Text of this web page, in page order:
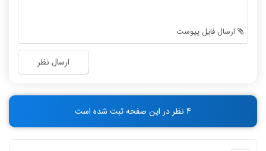
-
-
ارسال نظر
4 نظر در این صفحه ثبت شده است